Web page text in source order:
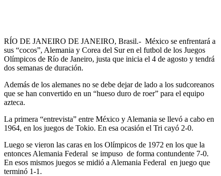
RÍO DE JANEIRO DE JANEIRO, Brasil.- México se enfrentará a
sus “cocos”, Alemania y Corea del Sur en el futbol de los Juegos
Olímpicos de Río de Janeiro, justa que inicia el 4 de agosto y tendrá
dos semanas de duración.
Además de los alemanes no se debe dejar de lado a los sudcoreanos
que se han convertido en un “hueso duro de roer” para el equipo
azteca.
La primera “entrevista” entre México y Alemania se llevó a cabo en
1964, en los juegos de Tokio. En esa ocasión el Tri cayó 2-0.
Luego se vieron las caras en los Olímpicos de 1972 en los que la
entonces Alemania Federal se impuso de forma contundente 7-0.
En esos mismos juegos se midió a Alemania Federal en juego que
terminó 1-1.